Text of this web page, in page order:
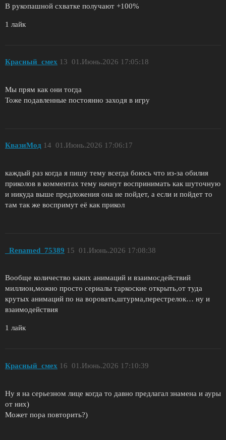
В рукопашной схватке получают +100%
1 лайк
Красный_смех 01.Июнь.2026 17:05:18
13
Мы прям как они тогда
Тоже подавленные постоянно заходя в игру
КвазиМод 01.Июнь.2026 17:06:17
14
каждый раз когда я пишу тему всегда боюсь что из-за обилия
приколов в комментах тему начнут воспринимать как шуточную
и никуда выше предложения она не пойдет, а если и пойдет то
там так же воспримут её как прикол
_Renamed_75389 01.Июнь.2026 17:08:38
15
Вообще количество каких анимаций и взаимосдействий
миллион,можно просто сериалы таркоские открыть,от туда
крутых анимаций по на воровать,штурма,перестрелок… ну и
взаимодействия
1 лайк
Красный_смех 01.Июнь.2026 17:10:39
16
Ну я на серьезном лице когда то давно предлагал знамена и ауры
от них)
Может пора повторить?)